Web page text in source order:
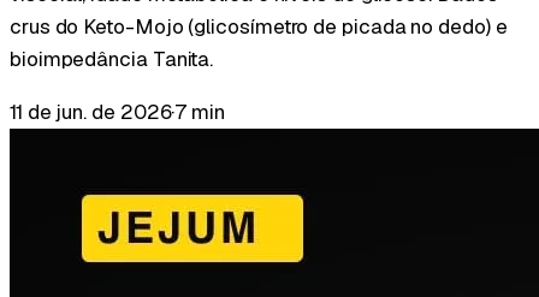
crus do Keto-Mojo (glicosímetro de picada no dedo) e
bioimpedância Tanita.
11 de jun. de 2026·7 min